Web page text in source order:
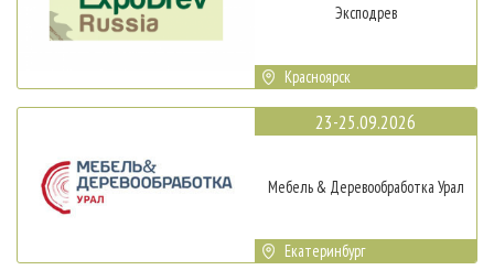
Эксподрев
Красноярск
23-25.09.2026
Мебель & Деревообработка Урал
Екатеринбург